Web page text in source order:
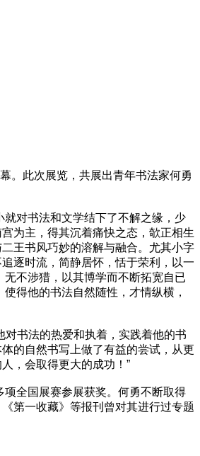
此次展览，共展出青年书法家何勇
对书法和文学结下了不解之缘，少
为主，得其沉着痛快之态，欹正相生
王书风巧妙的溶解与融合。尤其小字
逐时流，简静居怀，恬于荣利，以一
无不涉猎，以其博学而不断拓宽自已
得他的书法自然随性，才情纵横，
书法的热爱和执着，实践着他的书
的自然书写上做了有益的尝试，从更
，会取得更大的成功！”
全国展赛参展获奖。何勇不断取得
第一收藏》等报刊曾对其进行过专题